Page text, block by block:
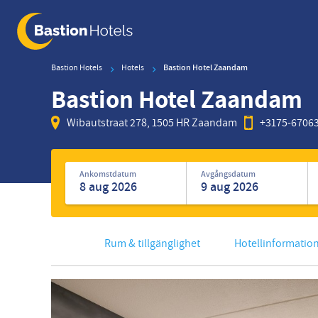
main
Bastion Hotels Hotels Bastion Hotel Zaandam
Bastion Hotel Zaandam
Wibautstraat 278, 1505 HR Zaandam +3175-
Sök
hotell
Ankomstdatum Avgångsdatum
Rum & tillgänglighet Hotellinformation